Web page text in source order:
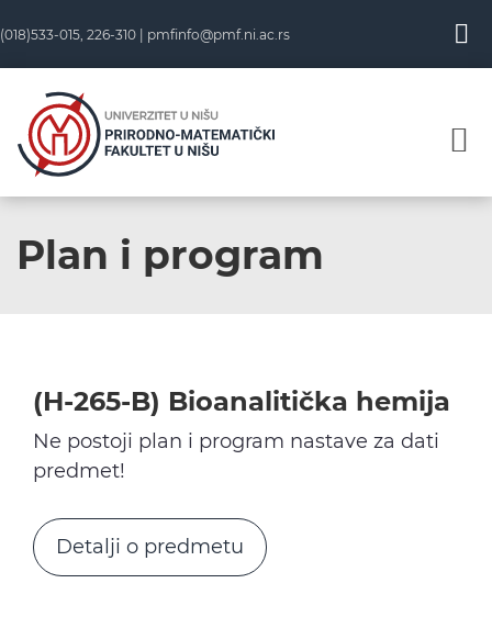
to
content
(018)533-015, 226-310 | pmfinfo@pmf.ni.ac.rs
Plan i program
(H-265-B) Bioanalitička hemija
Ne postoji plan i program nastave za dati
predmet!
Detalji o predmetu